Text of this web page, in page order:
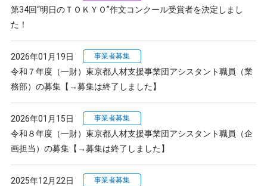
第34回“明日のＴＯＫＹＯ”作文コンクール受賞者を決定しまし
た！
2026年01月19日 事業者募集
令和７年度（一財）東京都人材支援事業団アシスタント職員（業
務部）の募集【→募集は終了しました】
2026年01月15日 事業者募集
令和８年度（一財）東京都人材支援事業団アシスタント職員（企
画担当）の募集【→募集は終了しました】
2025年12月22日 事業者募集